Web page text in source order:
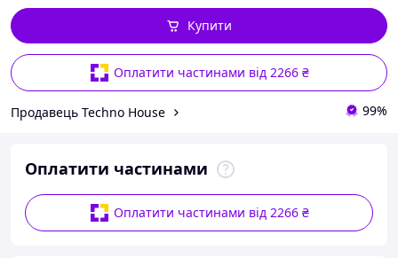
Оплатити частинами від 2266 ₴
Купити
Продавець Techno House 99%
Оплатити частинами
Оплатити частинами від 2266 ₴